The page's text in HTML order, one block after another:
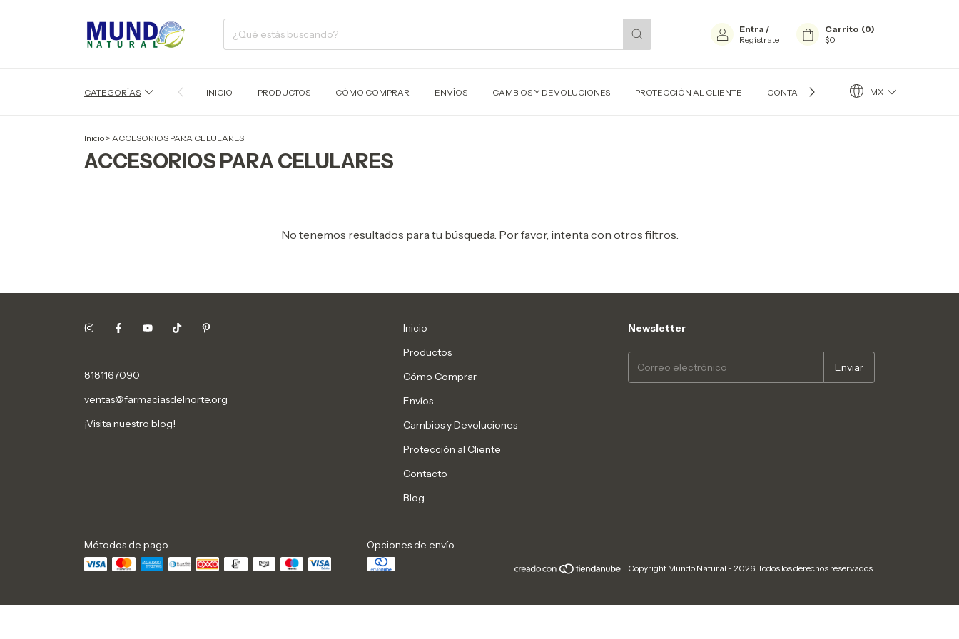
Entra /
Regístrate
Carrito (0)
$0
CATEGORÍAS INICIO PRODUCTOS CÓMO COMPRAR ENVÍOS CAMBIOS Y DEVOLUCIONES PROTECCIÓN AL CLIENTE CONTACTO BLOG MX
Inicio > ACCESORIOS PARA CELULARES
ACCESORIOS PARA CELULARES
No tenemos resultados para tu búsqueda. Por favor, intenta con otros filtros.
8181167090
ventas@farmaciasdelnorte.org
¡Visita nuestro blog!
Inicio
Productos
Cómo Comprar
Envíos
Cambios y Devoluciones
Protección al Cliente
Contacto
Blog
Newsletter
Métodos de pago Opciones de envío
Copyright Mundo Natural - 2026. Todos los derechos reservados.